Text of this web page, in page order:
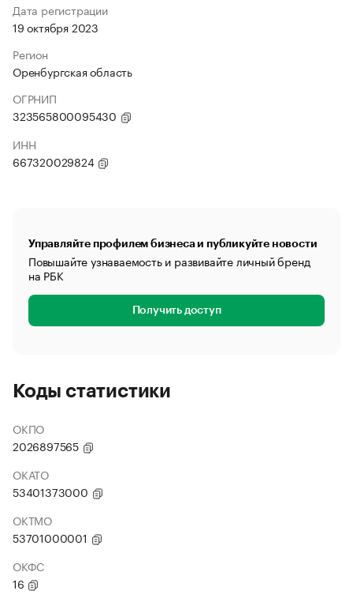
Дата регистрации
19 октября 2023
Регион
Оренбургская область
ОГРНИП
323565800095430
ИНН
667320029824
Управляйте профилем бизнеса и публикуйте новости
Повышайте узнаваемость и развивайте личный бренд
на РБК
Получить доступ
Коды статистики
ОКПО
2026897565
ОКАТО
53401373000
ОКТМО
53701000001
ОКФС
16